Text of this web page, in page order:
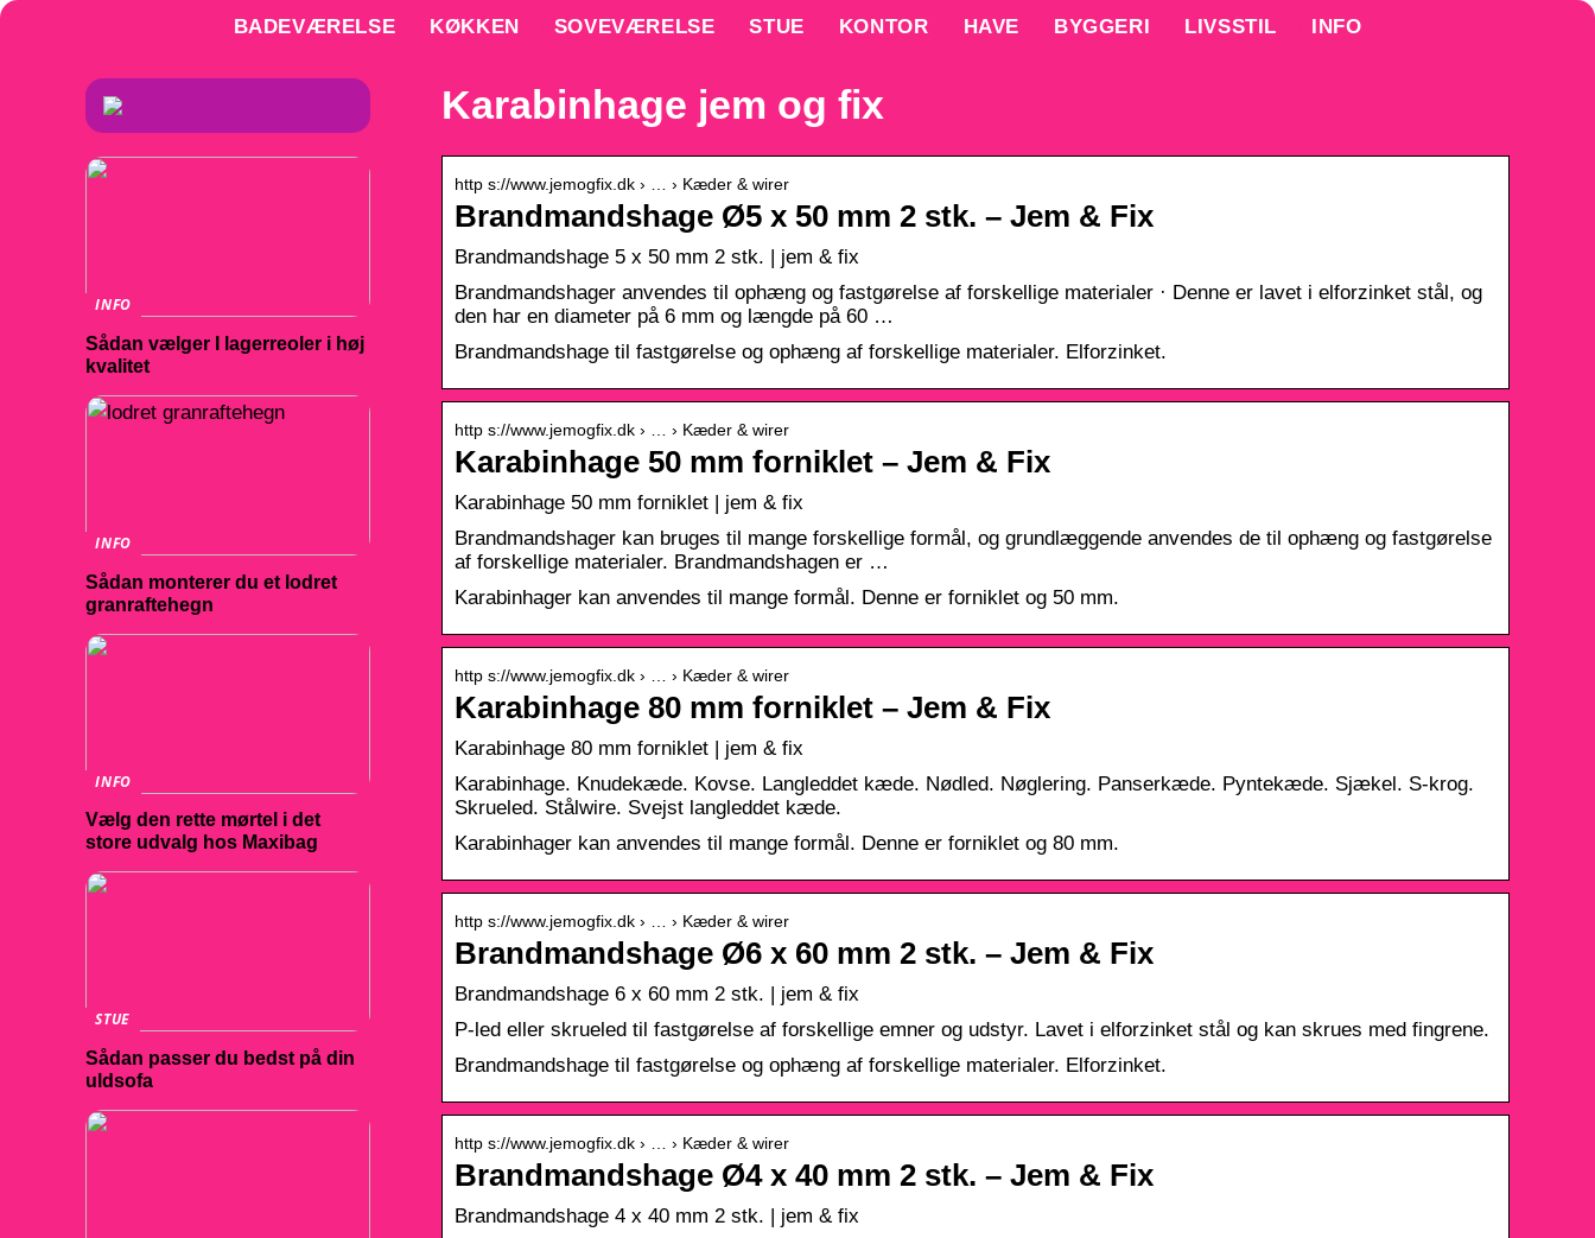
BADEVÆRELSE KØKKEN SOVEVÆRELSE STUE KONTOR HAVE BYGGERI LIVSSTIL INFO
Karabinhage jem og fix
http s://www.jemogfix.dk › … › Kæder & wirer
Brandmandshage Ø5 x 50 mm 2 stk. – Jem & Fix
Brandmandshage 5 x 50 mm 2 stk. | jem & fix
Brandmandshager anvendes til ophæng og fastgørelse af forskellige materialer · Denne er lavet i elforzinket stål, og
den har en diameter på 6 mm og længde på 60 …
Brandmandshage til fastgørelse og ophæng af forskellige materialer. Elforzinket.
http s://www.jemogfix.dk › … › Kæder & wirer
Karabinhage 50 mm forniklet – Jem & Fix
Karabinhage 50 mm forniklet | jem & fix
Brandmandshager kan bruges til mange forskellige formål, og grundlæggende anvendes de til ophæng og fastgørelse
af forskellige materialer. Brandmandshagen er …
Karabinhager kan anvendes til mange formål. Denne er forniklet og 50 mm.
http s://www.jemogfix.dk › … › Kæder & wirer
Karabinhage 80 mm forniklet – Jem & Fix
Karabinhage 80 mm forniklet | jem & fix
Karabinhage. Knudekæde. Kovse. Langleddet kæde. Nødled. Nøglering. Panserkæde. Pyntekæde. Sjækel. S-krog.
Skrueled. Stålwire. Svejst langleddet kæde.
Karabinhager kan anvendes til mange formål. Denne er forniklet og 80 mm.
http s://www.jemogfix.dk › … › Kæder & wirer
Brandmandshage Ø6 x 60 mm 2 stk. – Jem & Fix
Brandmandshage 6 x 60 mm 2 stk. | jem & fix
P-led eller skrueled til fastgørelse af forskellige emner og udstyr. Lavet i elforzinket stål og kan skrues med fingrene.
Brandmandshage til fastgørelse og ophæng af forskellige materialer. Elforzinket.
http s://www.jemogfix.dk › … › Kæder & wirer
Brandmandshage Ø4 x 40 mm 2 stk. – Jem & Fix
Brandmandshage 4 x 40 mm 2 stk. | jem & fix
INFO
Sådan vælger I lagerreoler i høj
kvalitet
INFO
Sådan monterer du et lodret
granraftehegn
INFO
Vælg den rette mørtel i det
store udvalg hos Maxibag
STUE
Sådan passer du bedst på din
uldsofa